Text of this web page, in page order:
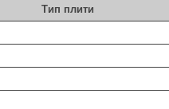
Тип плити